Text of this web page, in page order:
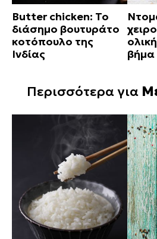
Butter chicken: Το
διάσημο βουτυράτο
κοτόπουλο της
Ινδίας
βήμα
Περισσότερα για